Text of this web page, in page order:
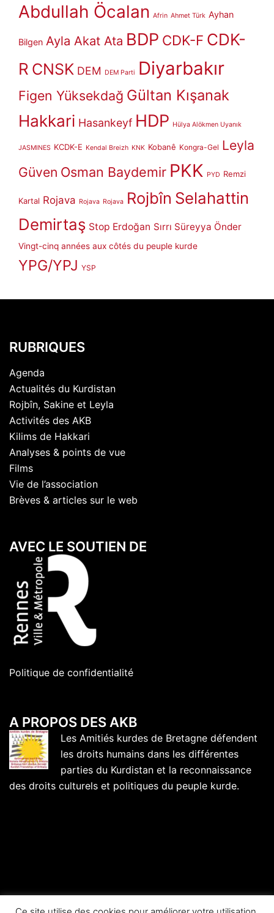
Abdullah Öcalan Afrin Ahmet Türk Ayhan
Bilgen Ayla Akat Ata BDP CDK-F CDK-
R CNSK DEM DEM Parti Diyarbakır
Figen Yüksekdağ Gültan Kışanak
Hakkari Hasankeyf HDP Hülya Alökmen Uyanık
JASMINES KCDK-E Kendal Breizh KNK Kobanê Kongra-Gel Leyla
Güven Osman Baydemir PKK PYD Remzi
Kartal Rojava Rojava Rojava Rojbîn Selahattin
Demirtaş Stop Erdoğan Sırrı Süreyya Önder
Vingt-cinq années aux côtés du peuple kurde
YPG/YPJ YSP
RUBRIQUES
Agenda
Actualités du Kurdistan
Rojbîn, Sakine et Leyla
Activités des AKB
Kilims de Hakkari
Analyses & points de vue
Films
Vie de l’association
Brèves & articles sur le web
AVEC LE SOUTIEN DE
Politique de confidentialité
A PROPOS DES AKB
Les Amitiés kurdes de Bretagne défendent
les droits humains dans les différentes
parties du Kurdistan et la reconnaissance
des droits culturels et politiques du peuple kurde.